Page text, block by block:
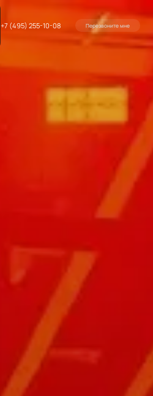
+7 (495) 255-10-08 Перезвоните мне